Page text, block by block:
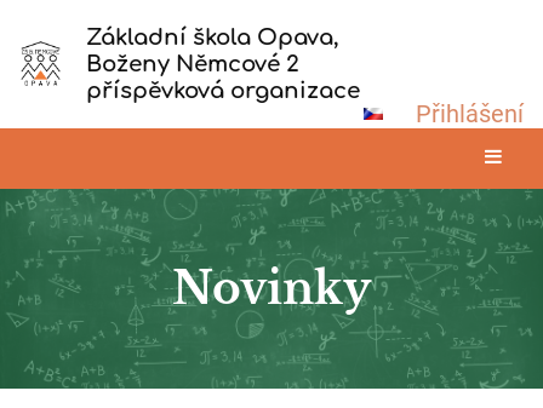
Základní škola Opava,
Boženy Němcové 2
příspěvková organizace
Přihlášení
Novinky